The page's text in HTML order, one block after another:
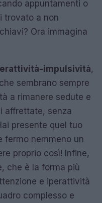
appuntamenti o
trovato a non
Ora immagina
impulsività,
sembrano sempre
a rimanere sedute e
affrettate, senza
presente quel tuo
fermo nemmeno un
proprio così! Infine,
che è la forma più
e iperattività
complesso e